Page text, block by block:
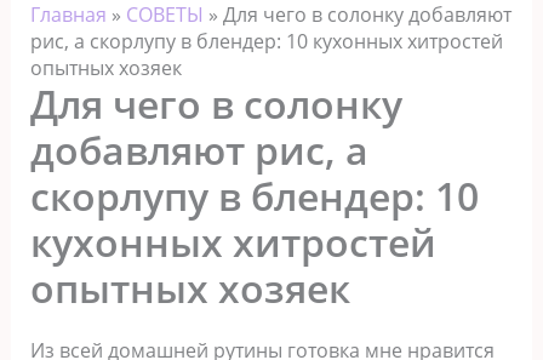
Главная » СОВЕТЫ » Для чего в солонку добавляют
рис, а скорлупу в блендер: 10 кухонных хитростей
опытных хозяек
Для чего в солонку
добавляют рис, а
скорлупу в блендер: 10
кухонных хитростей
опытных хозяек
Из всей домашней рутины готовка мне нравится